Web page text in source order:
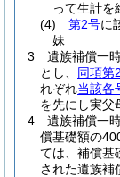
って生計を
(4)
第2号に
妹
3
遺族補償一
とし、 同項第
れぞれ当該各
を先にし実父
4
遺族補償一
償基礎額の
ては、補償基
された遺族補